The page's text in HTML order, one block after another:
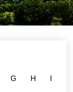
G H I